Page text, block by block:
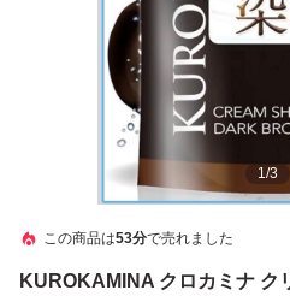
1/3
この商品は53分で売れました
KUROKAMINA クロカミナ ク